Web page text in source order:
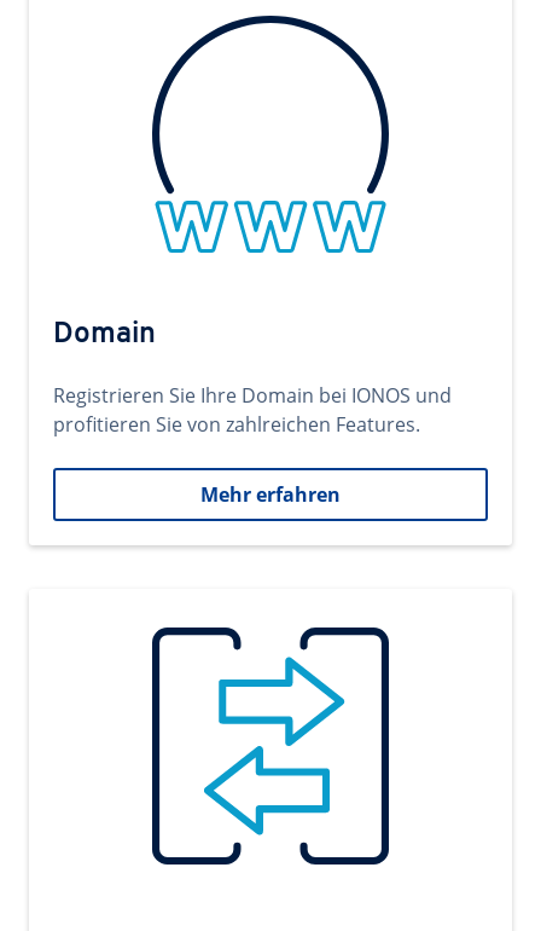
Domain
Registrieren Sie Ihre Domain bei IONOS und
profitieren Sie von zahlreichen Features.
Mehr erfahren